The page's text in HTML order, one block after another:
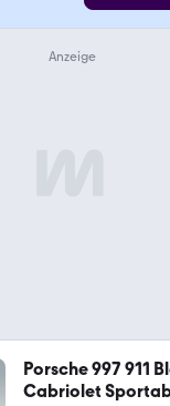
Porsche 997 911
Cabriolet